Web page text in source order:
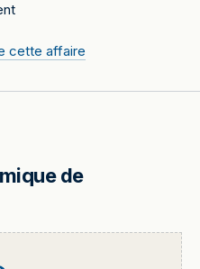
cette affaire
de